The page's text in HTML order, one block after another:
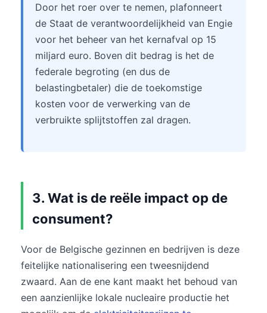
Door het roer over te nemen, plafonneert
de Staat de verantwoordelijkheid van Engie
voor het beheer van het kernafval op 15
miljard euro. Boven dit bedrag is het de
federale begroting (en dus de
belastingbetaler) die de toekomstige
kosten voor de verwerking van de
verbruikte splijtstoffen zal dragen.
3. Wat is de reële impact op de
consument?
Voor de Belgische gezinnen en bedrijven is deze
feitelijke nationalisering een tweesnijdend
zwaard. Aan de ene kant maakt het behoud van
een aanzienlijke lokale nucleaire productie het